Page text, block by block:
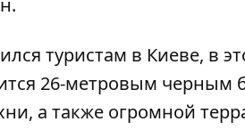
туристам в Киеве, в
26-метровым черным
а также огромной